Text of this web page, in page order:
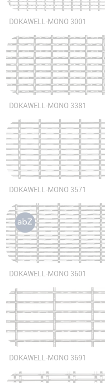
DOKAWELL-MONO 3001
DOKAWELL-MONO 3381
DOKAWELL-MONO 3571
DOKAWELL-MONO 3601
DOKAWELL-MONO 3691